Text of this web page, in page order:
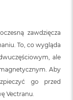
zawdzięcza
To, co wygląda
ale
Aby
go przed
Vectranu.